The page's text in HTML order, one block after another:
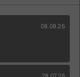
08.08.26